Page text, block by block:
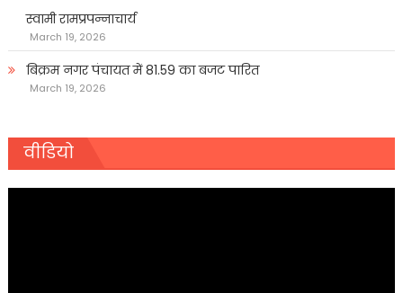
स्वामी रामप्रपन्नाचार्य
March 19, 2026
बिक्रम नगर पंचायत में 81.59 का बजट पारित
March 19, 2026
वीडियो